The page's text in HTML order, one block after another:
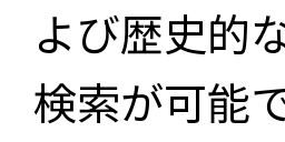
よび歴史的
検索が可能で